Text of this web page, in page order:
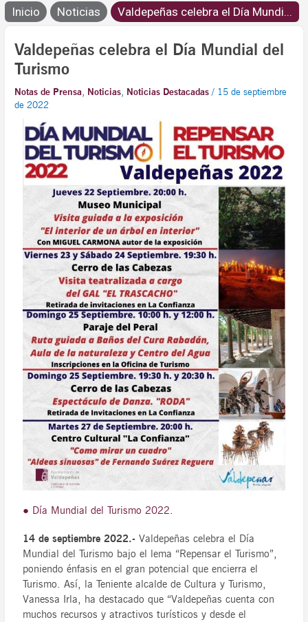
Inicio Noticias Valdepeñas celebra el Día Mundi...
Valdepeñas celebra el Día Mundial del
Turismo
Notas de Prensa, Noticias, Noticias Destacadas / 15 de septiembre
de 2022
● Día Mundial del Turismo 2022.
14 de septiembre 2022.-Valdepeñas celebra el Día
Mundial del Turismo bajo el lema “Repensar el Turismo”,
poniendo énfasis en el gran potencial que encierra el
Turismo. Así, la Teniente alcalde de Cultura y Turismo,
Vanessa Irla, ha destacado que “Valdepeñas cuenta con
muchos recursos y atractivos turísticos y desde el